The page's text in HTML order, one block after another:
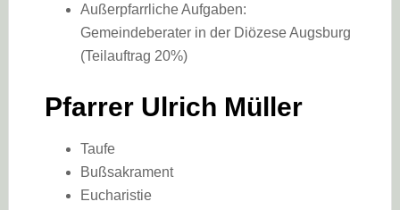
Außerpfarrliche Aufgaben:
Gemeindeberater in der Diözese Augsburg
(Teilauftrag 20%)
Pfarrer Ulrich Müller
Taufe
Bußsakrament
Eucharistie